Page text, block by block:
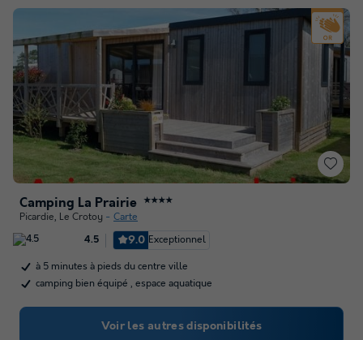
Camping La Prairie ★★★★
Picardie, Le Crotoy Carte
4.5 9.0 Exceptionnel
à 5 minutes à pieds du centre ville
camping bien équipé , espace aquatique
Voir les autres disponibilités